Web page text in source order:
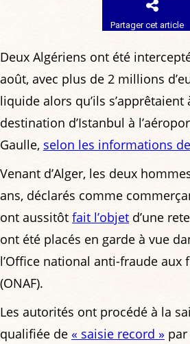
Partager cet article
Deux Algériens ont été
août, avec plus de 2 millions
liquide alors qu’ils
destination d’Istanbul à
Gaulle, selon les informations de
Venant d’Alger, les deux
ans, déclarés comme
ont aussitôt fait l’objet d’une
ont été placés en garde à vue
l’Office national anti-fraude aux
(ONAF).
Les autorités ont procédé à la
qualifiée de « saisie record »